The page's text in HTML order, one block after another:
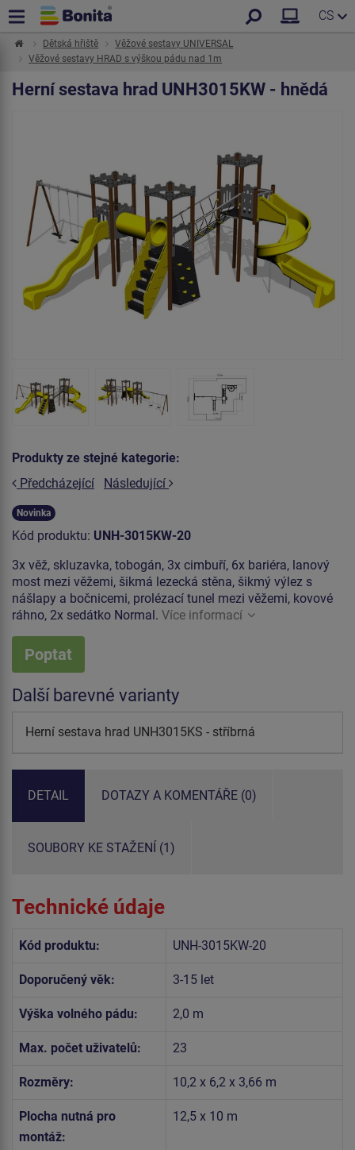
CS
Dětská hřiště
Věžové sestavy UNIVERSAL
Věžové sestavy HRAD s výškou pádu nad 1m
Herní sestava hrad UNH3015KW - hnědá
Produkty ze stejné kategorie:
Předcházející
Následující
Novinka
Kód produktu: UNH-3015KW-20
3x věž, skluzavka, tobogán, 3x cimbuří, 6x bariéra, lanový
most mezi věžemi, šikmá lezecká stěna, šikmý výlez s
nášlapy a bočnicemi, prolézací tunel mezi věžemi, kovové
ráhno, 2x sedátko Normal. Více informací
Poptat
Další barevné varianty
Herní sestava hrad UNH3015KS - stříbrná
DETAIL DOTAZY A KOMENTÁŘE (0)
SOUBORY KE STAŽENÍ (1)
Technické údaje
Kód produktu: UNH-3015KW-20
Doporučený věk: 3-15 let
Výška volného pádu: 2,0 m
Max. počet uživatelů: 23
Rozměry: 10,2 x 6,2 x 3,66 m
Plocha nutná pro
montáž:
12,5 x 10 m